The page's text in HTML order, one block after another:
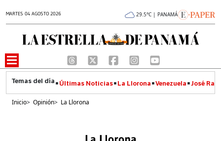
MARTES 04 AGOSTO 2026 29.5°C | PANAMÁ
Últimas Noticias La Llorona Venezuela José
Inicio> Opinión> La Llorona